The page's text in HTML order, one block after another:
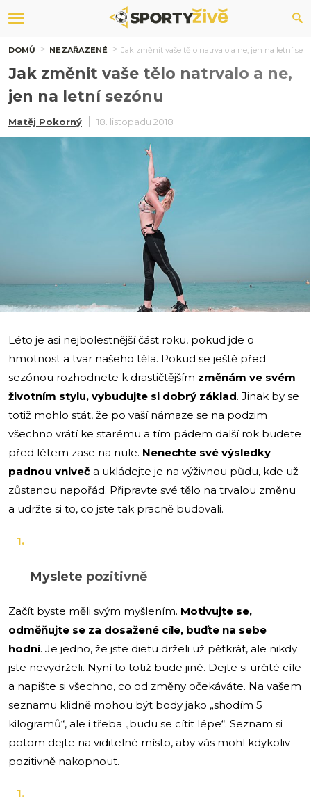
DOMŮ NEZAŘAZENÉ Jak změnit vaše tělo natrvalo a ne, jen na letní
Jak změnit vaše tělo natrvalo a ne,
jen na letní sezónu
Matěj Pokorný 18. listopadu 2018
Léto je asi nejbolestnější část roku, pokud jde o
hmotnost a tvar našeho těla. Pokud se ještě před
sezónou rozhodnete k drastičtějším změnám ve svém
životním stylu, vybudujte si dobrý základ. Jinak by se
totiž mohlo stát, že po vaší námaze se na podzim
všechno vrátí ke starému a tím pádem další rok budete
před létem zase na nule. Nenechte své výsledky
padnou vniveč a ukládejte je na výživnou půdu, kde už
zůstanou napořád. Připravte své tělo na trvalou změnu
a udržte si to, co jste tak pracně budovali.
Myslete pozitivně
Začít byste měli svým myšlením. Motivujte se,
odměňujte se za dosažené cíle, buďte na sebe
hodní. Je jedno, že jste dietu drželi už pětkrát, ale nikdy
jste nevydrželi. Nyní to totiž bude jiné. Dejte si určité cíle
a napište si všechno, co od změny očekáváte. Na vašem
seznamu klidně mohou být body jako „shodím 5
kilogramů“, ale i třeba „budu se cítit lépe“. Seznam si
potom dejte na viditelné místo, aby vás mohl kdykoliv
pozitivně nakopnout.